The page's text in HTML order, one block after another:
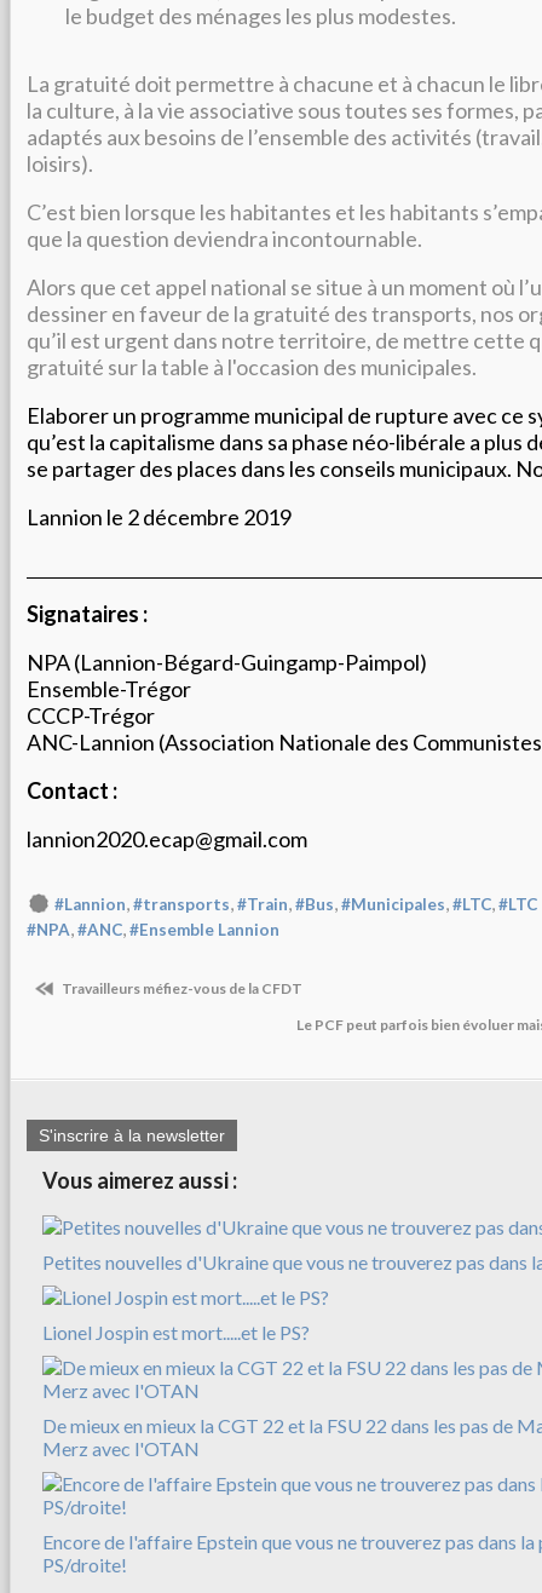
le budget des ménages les plus modestes.
La gratuité doit permettre à chacune et à chacun le
la culture, à la vie associative sous toutes ses formes,
adaptés aux besoins de l’ensemble des activités
loisirs).
C’est bien lorsque les habitantes et les habitants
que la question deviendra incontournable.
Alors que cet appel national se situe à un moment où
dessiner en faveur de la gratuité des transports, nos
qu’il est urgent dans notre territoire, de mettre cette
gratuité sur la table à l'occasion des municipales.
Elaborer un programme municipal de rupture avec ce
qu’est la capitalisme dans sa phase néo-libérale a plus
se partager des places dans les conseils municipaux.
Lannion le 2 décembre 2019
Signataires :
NPA (Lannion-Bégard-Guingamp-Paimpol)
Ensemble-Trégor
CCCP-Trégor
ANC-Lannion (Association Nationale des
Contact :
lannion2020.ecap@gmail.com
#Lannion,#transports,#Train,#Bus,#Municipales,#LTC,
#NPA,#ANC,#Ensemble Lannion
Travailleurs méfiez-vous de la CFDT
Le PCF peut parfois bien évoluer
S'inscrire à la newsletter
Vous aimerez aussi :
Petites nouvelles d'Ukraine que vous ne trouverez pas dans
Lionel Jospin est mort.....et le PS?
De mieux en mieux la CGT 22 et la FSU 22 dans les pas de
Merz avec l'OTAN
Encore de l'affaire Epstein que vous ne trouverez pas dans
PS/droite!